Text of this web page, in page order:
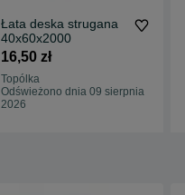
Łata deska strugana
40x60x2000
16,50 zł
Topólka
Odświeżono dnia 09 sierpnia
2026